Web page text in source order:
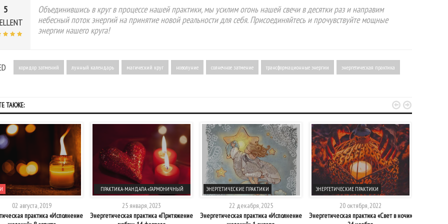
5
Объединившись в круг в процессе нашей практики, мы усилим огонь нашей свечи в десятки раз и направим
небесный поток энергий на принятие новой реальности для себя. Присоединяйтесь и прочувствуйте мощные
энергии нашего круга!
коридор затмений лунный календарь магический круг новолуние солнечное затмение трансформационные энергии энергетическая практика
ТАКЖЕ:
02 августа, 2019
практика «Исполнение
ПРАКТИКА-МАНДАЛА «ГАРМОНИЧНЫЙ
25 января, 2023
Энергетическая практика «Притяжение
ЭНЕРГЕТИЧЕСКИЕ ПРАКТИКИ
22 декабря, 2025
Энергетическая практика «Исполнение
ЭНЕРГЕТИЧЕСКИЕ ПРАКТИКИ
20 октября, 2022
Энергетическая практика «Свет в ночи»
 